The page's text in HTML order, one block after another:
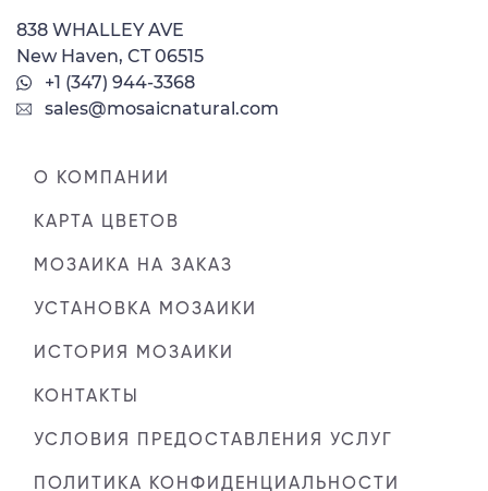
838 WHALLEY AVE
New Haven, CT 06515
+1 (347) 944-3368
sales@mosaicnatural.com
О КОМПАНИИ
КАРТА ЦВЕТОВ
МОЗАИКА НА ЗАКАЗ
УСТАНОВКА МОЗАИКИ
ИСТОРИЯ МОЗАИКИ
КОНТАКТЫ
УСЛОВИЯ ПРЕДОСТАВЛЕНИЯ УСЛУГ
ПОЛИТИКА КОНФИДЕНЦИАЛЬНОСТИ